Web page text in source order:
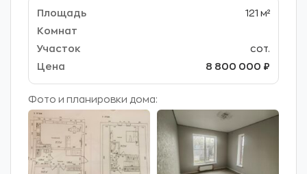
121 м²
сот.
8 800 000 ₽
Фото и планировки дома: